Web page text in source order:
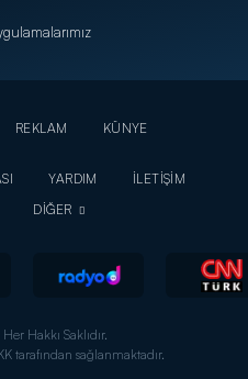
REKLAM
KÜNYE
YARDIM
İLETİŞİM
DİĞER
Hakkı Saklıdır.
tarafından sağlanmaktadır.